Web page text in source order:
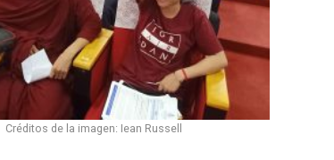
Créditos de la imagen: Iean Russell